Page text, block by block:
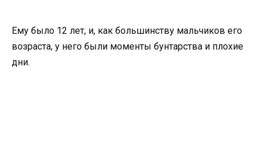
Ему было 12 лет, и, как большинству мальчиков его
возраста, у него были моменты бунтарства и плохие
дни.